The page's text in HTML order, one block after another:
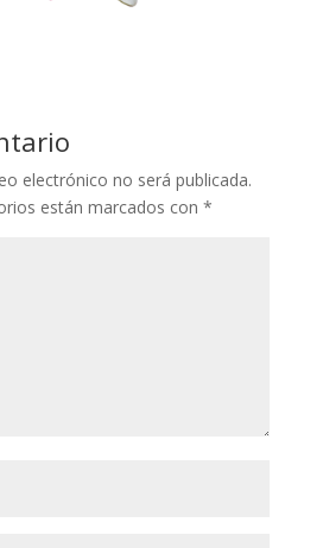
electrónico no será publicada.
están marcados con *